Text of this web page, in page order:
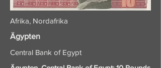
Afrika, Nordafrika
Ägypten
Central Bank of Egypt